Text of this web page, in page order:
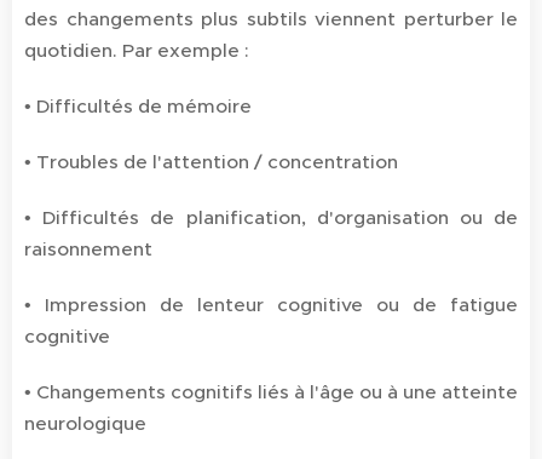
des changements plus subtils viennent perturber le
quotidien. Par exemple :
• Difficultés de mémoire
• Troubles de l'attention / concentration
• Difficultés de planification, d'organisation ou de
raisonnement
• Impression de lenteur cognitive ou de fatigue
cognitive
• Changements cognitifs liés à l'âge ou à une atteinte
neurologique